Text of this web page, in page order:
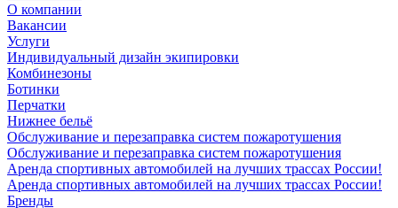
О компании
Вакансии
Услуги
Индивидуальный дизайн экипировки
Комбинезоны
Ботинки
Перчатки
Нижнее бельё
Обслуживание и перезаправка систем пожаротушения
Обслуживание и перезаправка систем пожаротушения
Аренда спортивных автомобилей на лучших трассах России!
Аренда спортивных автомобилей на лучших трассах России!
Бренды